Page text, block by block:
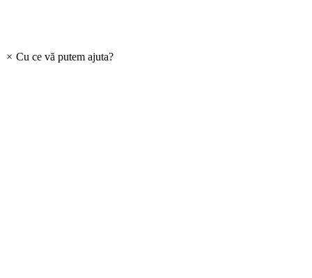
× Cu ce vă putem ajuta?